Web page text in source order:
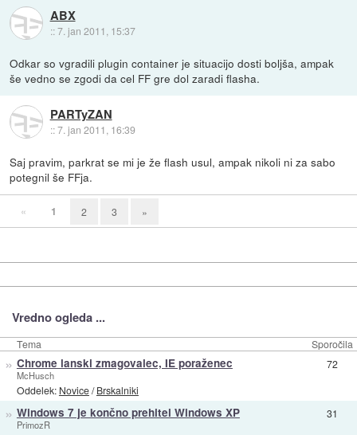
ABX
::7. jan 2011, 15:37
Odkar so vgradili plugin container je situacijo dosti boljša, ampak
še vedno se zgodi da cel FF gre dol zaradi flasha.
PARTyZAN
::7. jan 2011, 16:39
Saj pravim, parkrat se mi je že flash usul, ampak nikoli ni za sabo
potegnil še FFja.
« 1 2 3 »
Vredno ogleda ...
Tema Sporočila
» Chrome lanski zmagovalec, IE poraženec
McHusch
Oddelek: Novice/Brskalniki
72
» Windows 7 je končno prehitel Windows XP
PrimozR
31